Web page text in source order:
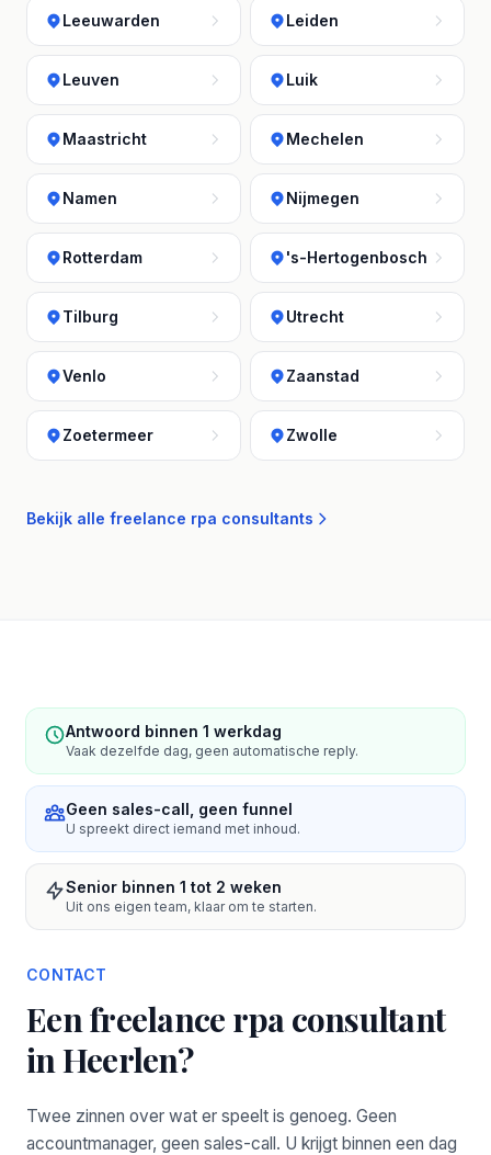
Leeuwarden Leiden
Leuven Luik
Maastricht Mechelen
Namen Nijmegen
Rotterdam 's-Hertogenbosch
Tilburg Utrecht
Venlo Zaanstad
Zoetermeer Zwolle
Bekijk alle freelance rpa consultants
Antwoord binnen 1 werkdag
Vaak dezelfde dag, geen automatische reply.
Geen sales-call, geen funnel
U spreekt direct iemand met inhoud.
Senior binnen 1 tot 2 weken
Uit ons eigen team, klaar om te starten.
CONTACT
Een freelance rpa consultant
in Heerlen?
Twee zinnen over wat er speelt is genoeg. Geen
accountmanager, geen sales-call. U krijgt binnen een dag